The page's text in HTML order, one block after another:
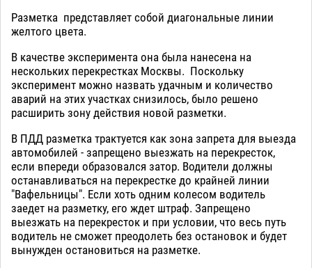
Разметка представляет собой диагональные линии
желтого цвета.
В качестве эксперимента она была нанесена на
нескольких перекрестках Москвы. Поскольку
эксперимент можно назвать удачным и количество
аварий на этих участках снизилось, было решено
расширить зону действия новой разметки.
В ПДД разметка трактуется как зона запрета для выезда
автомобилей - запрещено выезжать на перекресток,
если впереди образовался затор. Водители должны
останавливаться на перекрестке до крайней линии
"Вафельницы". Если хоть одним колесом водитель
заедет на разметку, его ждет штраф. Запрещено
выезжать на перекресток и при условии, что весь путь
водитель не сможет преодолеть без остановок и будет
вынужден остановиться на разметке.